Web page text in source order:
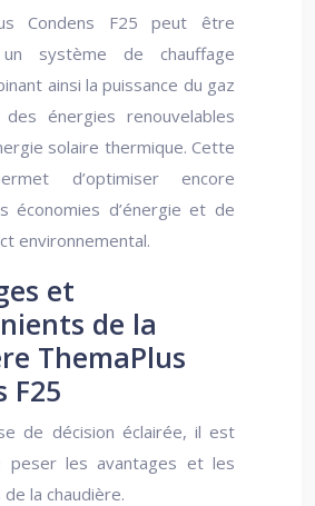
Condens F25 peut être
système de chauffage
ainsi la puissance du gaz
énergies renouvelables
solaire thermique. Cette
d’optimiser encore
économies d’énergie et de
environnemental.
et
de la
ThemaPlus
F25
de décision éclairée, il est
peser les avantages et les
la chaudière.